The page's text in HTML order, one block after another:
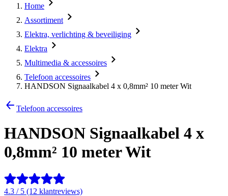
Home
Assortiment
Elektra, verlichting & beveiliging
Elektra
Multimedia & accessoires
Telefoon accessoires
HANDSON Signaalkabel 4 x 0,8mm² 10 meter Wit
Telefoon accessoires
HANDSON Signaalkabel 4 x
0,8mm² 10 meter Wit
4.3 / 5 (12 klantreviews)